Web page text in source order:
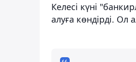
Келесі күні
алуға көндірді.